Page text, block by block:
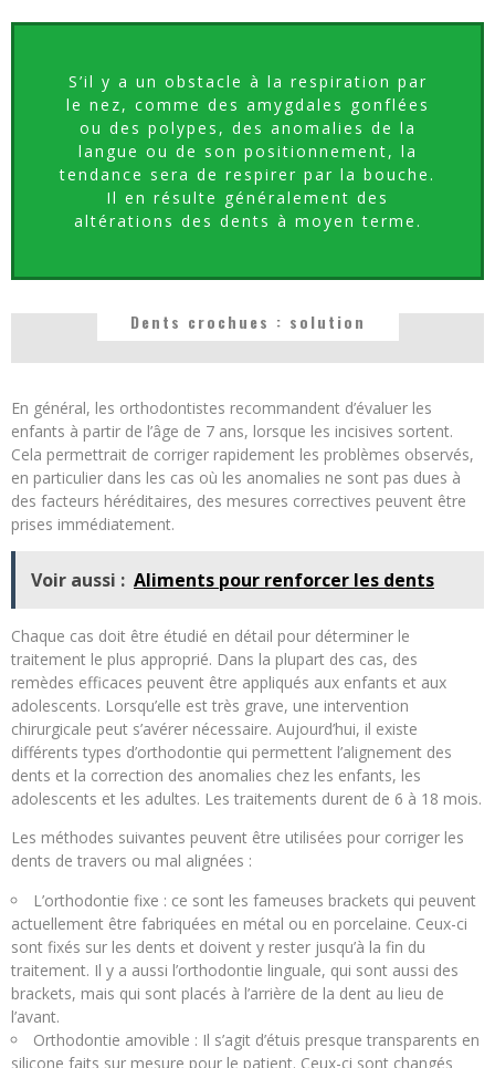
S’il y a un obstacle à la respiration par
le nez, comme des amygdales gonflées
ou des polypes, des anomalies de la
langue ou de son positionnement, la
tendance sera de respirer par la bouche.
Il en résulte généralement des
altérations des dents à moyen terme.
Dents crochues : solution
En général, les orthodontistes recommandent d’évaluer les
enfants à partir de l’âge de 7 ans, lorsque les incisives sortent.
Cela permettrait de corriger rapidement les problèmes observés,
en particulier dans les cas où les anomalies ne sont pas dues à
des facteurs héréditaires, des mesures correctives peuvent être
prises immédiatement.
Voir aussi : Aliments pour renforcer les dents
Chaque cas doit être étudié en détail pour déterminer le
traitement le plus approprié. Dans la plupart des cas, des
remèdes efficaces peuvent être appliqués aux enfants et aux
adolescents. Lorsqu’elle est très grave, une intervention
chirurgicale peut s’avérer nécessaire. Aujourd’hui, il existe
différents types d’orthodontie qui permettent l’alignement des
dents et la correction des anomalies chez les enfants, les
adolescents et les adultes. Les traitements durent de 6 à 18 mois.
Les méthodes suivantes peuvent être utilisées pour corriger les
dents de travers ou mal alignées :
L’orthodontie fixe : ce sont les fameuses brackets qui peuvent
actuellement être fabriquées en métal ou en porcelaine. Ceux-ci
sont fixés sur les dents et doivent y rester jusqu’à la fin du
traitement. Il y a aussi l’orthodontie linguale, qui sont aussi des
brackets, mais qui sont placés à l’arrière de la dent au lieu de
l’avant.
Orthodontie amovible : Il s’agit d’étuis presque transparents en
silicone faits sur mesure pour le patient. Ceux-ci sont changés